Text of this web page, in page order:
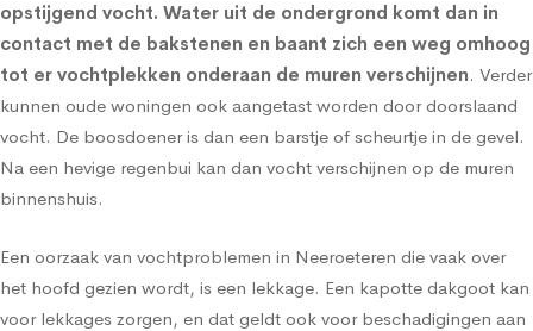
opstijgend vocht. Water uit de ondergrond komt dan in
contact met de bakstenen en baant zich een weg omhoog
tot er vochtplekken onderaan de muren verschijnen. Verder
kunnen oude woningen ook aangetast worden door doorslaand
vocht. De boosdoener is dan een barstje of scheurtje in de gevel.
Na een hevige regenbui kan dan vocht verschijnen op de muren
binnenshuis.
Een oorzaak van vochtproblemen in Neeroeteren die vaak over
het hoofd gezien wordt, is een lekkage. Een kapotte dakgoot kan
voor lekkages zorgen, en dat geldt ook voor beschadigingen aan